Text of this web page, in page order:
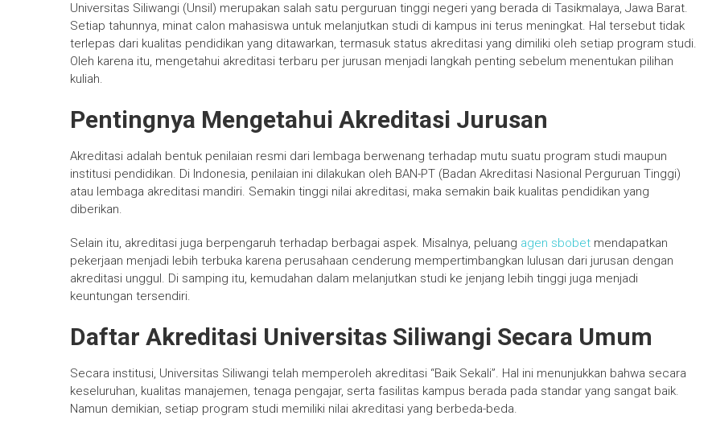
Universitas Siliwangi (Unsil) merupakan salah satu perguruan tinggi negeri yang berada di Tasikmalaya, Jawa Barat.
Setiap tahunnya, minat calon mahasiswa untuk melanjutkan studi di kampus ini terus meningkat. Hal tersebut tidak
terlepas dari kualitas pendidikan yang ditawarkan, termasuk status akreditasi yang dimiliki oleh setiap program studi.
Oleh karena itu, mengetahui akreditasi terbaru per jurusan menjadi langkah penting sebelum menentukan pilihan
kuliah.
Pentingnya Mengetahui Akreditasi Jurusan
Akreditasi adalah bentuk penilaian resmi dari lembaga berwenang terhadap mutu suatu program studi maupun
institusi pendidikan. Di Indonesia, penilaian ini dilakukan oleh BAN-PT (Badan Akreditasi Nasional Perguruan Tinggi)
atau lembaga akreditasi mandiri. Semakin tinggi nilai akreditasi, maka semakin baik kualitas pendidikan yang
diberikan.
Selain itu, akreditasi juga berpengaruh terhadap berbagai aspek. Misalnya, peluang agen sbobet mendapatkan
pekerjaan menjadi lebih terbuka karena perusahaan cenderung mempertimbangkan lulusan dari jurusan dengan
akreditasi unggul. Di samping itu, kemudahan dalam melanjutkan studi ke jenjang lebih tinggi juga menjadi
keuntungan tersendiri.
Daftar Akreditasi Universitas Siliwangi Secara Umum
Secara institusi, Universitas Siliwangi telah memperoleh akreditasi “Baik Sekali”. Hal ini menunjukkan bahwa secara
keseluruhan, kualitas manajemen, tenaga pengajar, serta fasilitas kampus berada pada standar yang sangat baik.
Namun demikian, setiap program studi memiliki nilai akreditasi yang berbeda-beda.